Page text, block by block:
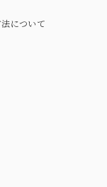
について